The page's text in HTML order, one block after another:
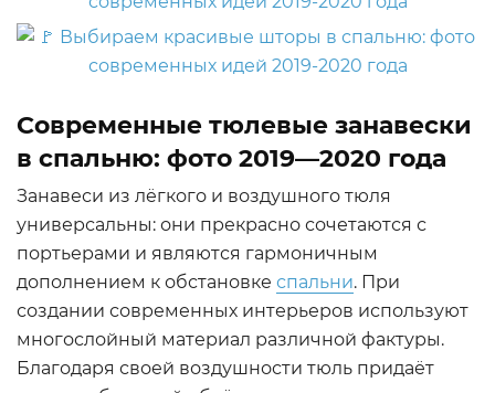
Современные тюлевые занавески
в спальню: фото 2019—2020 года
Занавеси из лёгкого и воздушного тюля
универсальны: они прекрасно сочетаются с
портьерами и являются гармоничным
дополнением к обстановке спальни. При
создании современных интерьеров используют
многослойный материал различной фактуры.
Благодаря своей воздушности тюль придаёт